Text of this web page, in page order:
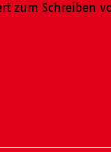
zum Schreiben